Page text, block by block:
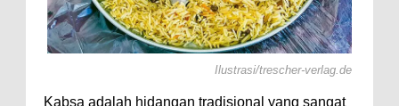
Ilustrasi/trescher-verlag.de
Kabsa adalah hidangan tradisional yang sangat